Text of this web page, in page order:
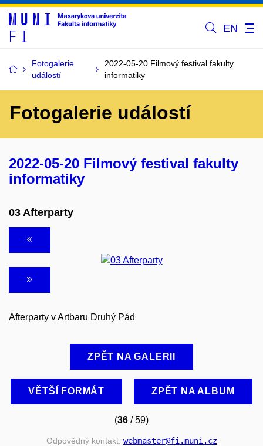
EN
Fotogalerie
událostí
2022-05-20 Filmový festival fakulty
informatiky
Fotogalerie událostí
2022-05-20 Filmový festival fakulty
informatiky
03 Afterparty
Afterparty v Artbaru Druhý Pád
ZPĚT NA GALERII
VĚTŠÍ FORMÁT ZPĚT NA ALBUM
(36 / 59)
Odpovědný kontakt: webmaster@fi .muni .cz